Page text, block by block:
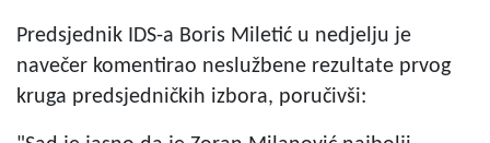
Predsjednik IDS-a Boris Miletić u nedjelju je
navečer komentirao neslužbene rezultate prvog
kruga predsjedničkih izbora, poručivši: